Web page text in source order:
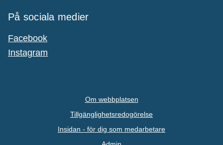
På sociala medier
Facebook
Instagram
Om webbplatsen
Tillgänglighetsredogörelse
Insidan - för dig som medarbetare